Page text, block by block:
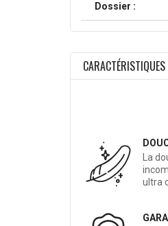
Dossier :
La
ultra